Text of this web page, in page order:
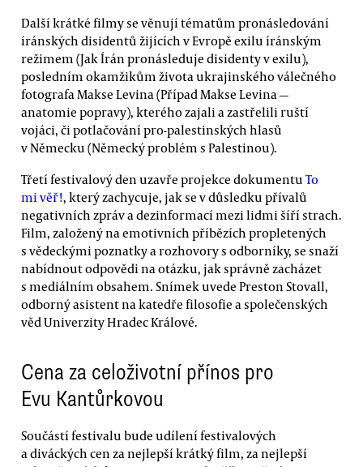
Další krátké filmy se věnují tématům pronásledování
íránských disidentů žijících v Evropě exilu íránským
režimem (Jak Írán pronásleduje disidenty v exilu),
posledním okamžikům života ukrajinského válečného
fotografa Makse Levina (Případ Makse Levina —
anatomie popravy), kterého zajali a zastřelili ruští
vojáci, či potlačování pro-palestinských hlasů
v Německu (Německý problém s Palestinou).
Třetí festivalový den uzavře projekce dokumentu To
mi věř!, který zachycuje, jak se v důsledku přívalů
negativních zpráv a dezinformací mezi lidmi šíří strach.
Film, založený na emotivních příbězích propletených
s vědeckými poznatky a rozhovory s odborníky, se snaží
nabídnout odpovědi na otázku, jak správně zacházet
s mediálním obsahem. Snímek uvede Preston Stovall,
odborný asistent na katedře filosofie a společenských
věd Univerzity Hradec Králové.
Cena za celoživotní přínos pro
Evu Kantůrkovou
Součástí festivalu bude udílení festivalových
a diváckých cen za nejlepší krátký film, za nejlepší